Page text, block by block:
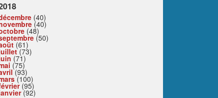
(40)
(40)
(48)
(50)
(61)
(73)
(71)
(75)
(93)
(100)
(95)
(92)